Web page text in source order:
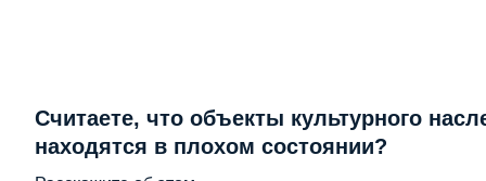
Считаете, что объекты культурного
находятся в плохом состоянии?